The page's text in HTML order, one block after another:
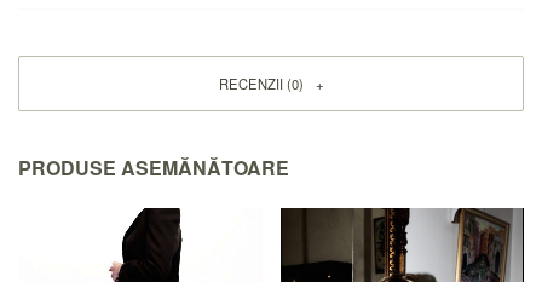
RECENZII (0)
PRODUSE ASEMĂNĂTOARE